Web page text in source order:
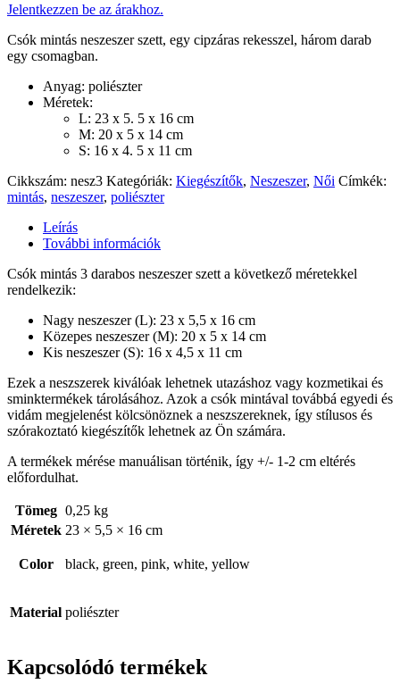
Jelentkezzen be az árakhoz.
Csók mintás neszeszer szett, egy cipzáras rekesszel, három darab
egy csomagban.
Anyag: poliészter
Méretek:
L: 23 x 5. 5 x 16 cm
M: 20 x 5 x 14 cm
S: 16 x 4. 5 x 11 cm
Cikkszám: nesz3 Kategóriák: Kiegészítők, Neszeszer, Női Címkék:
mintás, neszeszer, poliészter
Leírás
További információk
Csók mintás 3 darabos neszeszer szett a következő méretekkel
rendelkezik:
Nagy neszeszer (L): 23 x 5,5 x 16 cm
Közepes neszeszer (M): 20 x 5 x 14 cm
Kis neszeszer (S): 16 x 4,5 x 11 cm
Ezek a neszszerek kiválóak lehetnek utazáshoz vagy kozmetikai és
sminktermékek tárolásához. Azok a csók mintával továbbá egyedi és
vidám megjelenést kölcsönöznek a neszszereknek, így stílusos és
szórakoztató kiegészítők lehetnek az Ön számára.
A termékek mérése manuálisan történik, így +/- 1-2 cm eltérés
előfordulhat.
Tömeg 0,25 kg
Méretek 23 × 5,5 × 16 cm
Color black, green, pink, white, yellow
Material poliészter
Kapcsolódó termékek